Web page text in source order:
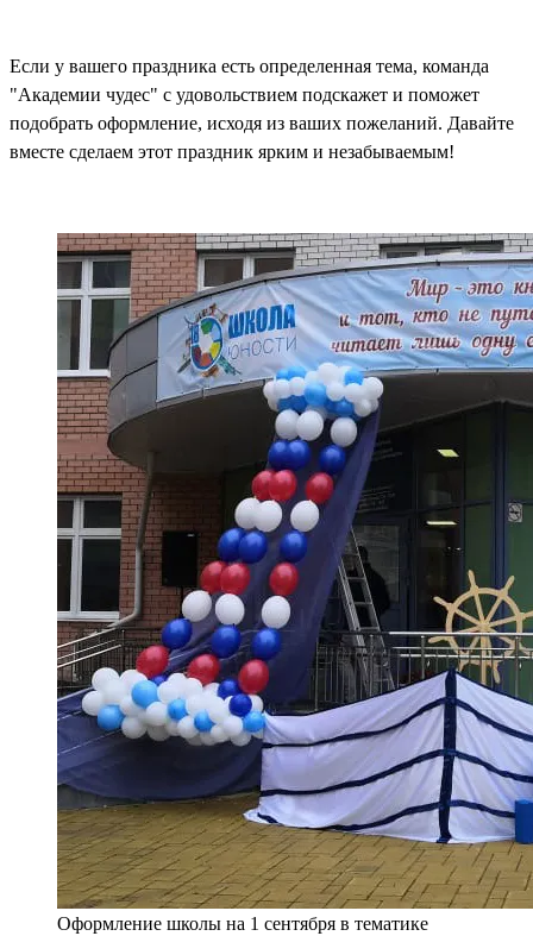
Если у вашего праздника есть определенная тема, команда
"Академии чудес" с удовольствием подскажет и поможет
подобрать оформление, исходя из ваших пожеланий. Давайте
вместе сделаем этот праздник ярким и незабываемым!
Оформление школы на 1 сентября в тематике